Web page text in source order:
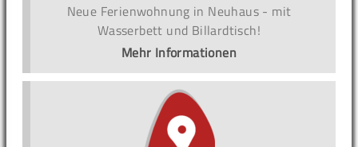
Neue Ferienwohnung in Neuhaus - mit
Wasserbett und Billardtisch!
Mehr Informationen